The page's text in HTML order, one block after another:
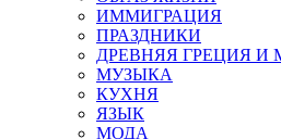
ИММИГРАЦИЯ
ПРАЗДНИКИ
ДРЕВНЯЯ ГРЕЦИЯ
МУЗЫКА
КУХНЯ
ЯЗЫК
МОДА